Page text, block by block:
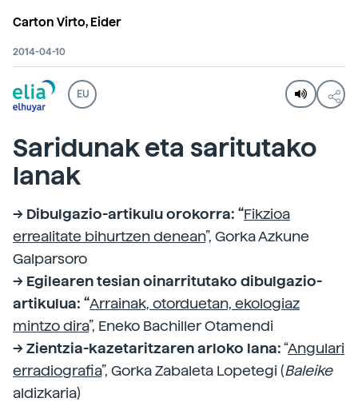
Carton Virto, Eider
2014-04-10
EU
Saridunak eta saritutako
lanak
--> Dibulgazio-artikulu orokorra: “Fikzioa
errealitate bihurtzen denean”, Gorka Azkune
Galparsoro
--> Egilearen tesian oinarritutako dibulgazio-
artikulua: “Arrainak, otorduetan, ekologiaz
mintzo dira”, Eneko Bachiller Otamendi
--> Zientzia-kazetaritzaren arloko lana:“Angulari
erradiografia”, Gorka Zabaleta Lopetegi (Baleike
aldizkaria)